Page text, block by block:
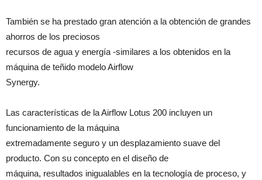
También se ha prestado gran atención a la obtención de grandes
ahorros de los preciosos
recursos de agua y energía -similares a los obtenidos en la
máquina de teñido modelo Airflow
Synergy.
Las características de la Airflow Lotus 200 incluyen un
funcionamiento de la máquina
extremadamente seguro y un desplazamiento suave del
producto. Con su concepto en el diseño de
máquina, resultados inigualables en la tecnología de proceso, y